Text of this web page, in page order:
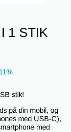
1 STIK
stik!
på din mobil, og
med USB-C),
med